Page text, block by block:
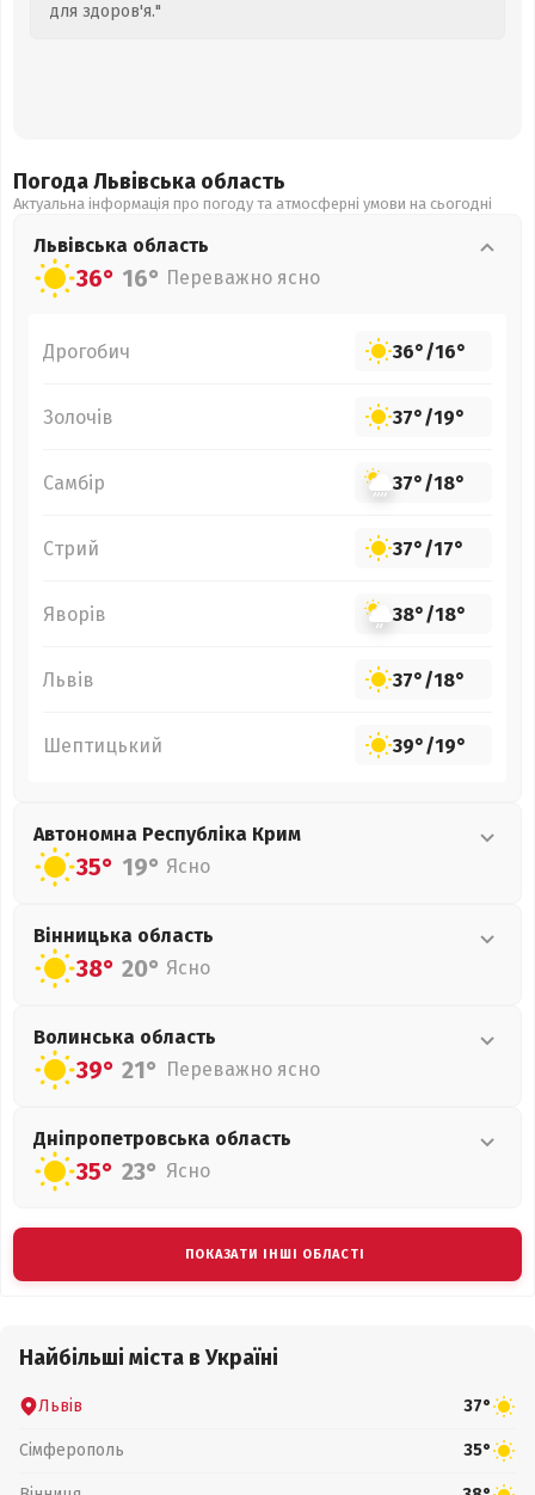
для здоров'я."
Погода Львівська область
Актуальна інформація про погоду та атмосферні умови на сьогодні
Львівська область
36° 16° Переважно ясно
Дрогобич 36°/16°
Золочів 37°/19°
Самбір 37°/18°
Стрий 37°/17°
Яворів 38°/18°
Львів 37°/18°
Шептицький 39°/19°
Автономна Республіка Крим
35° 19° Ясно
Вінницька область
38° 20° Ясно
Волинська область
39° 21° Переважно ясно
Дніпропетровська область
35° 23° Ясно
ПОКАЗАТИ ІНШІ ОБЛАСТІ
Найбільші міста в Україні
Львів 37°
Сімферополь 35°